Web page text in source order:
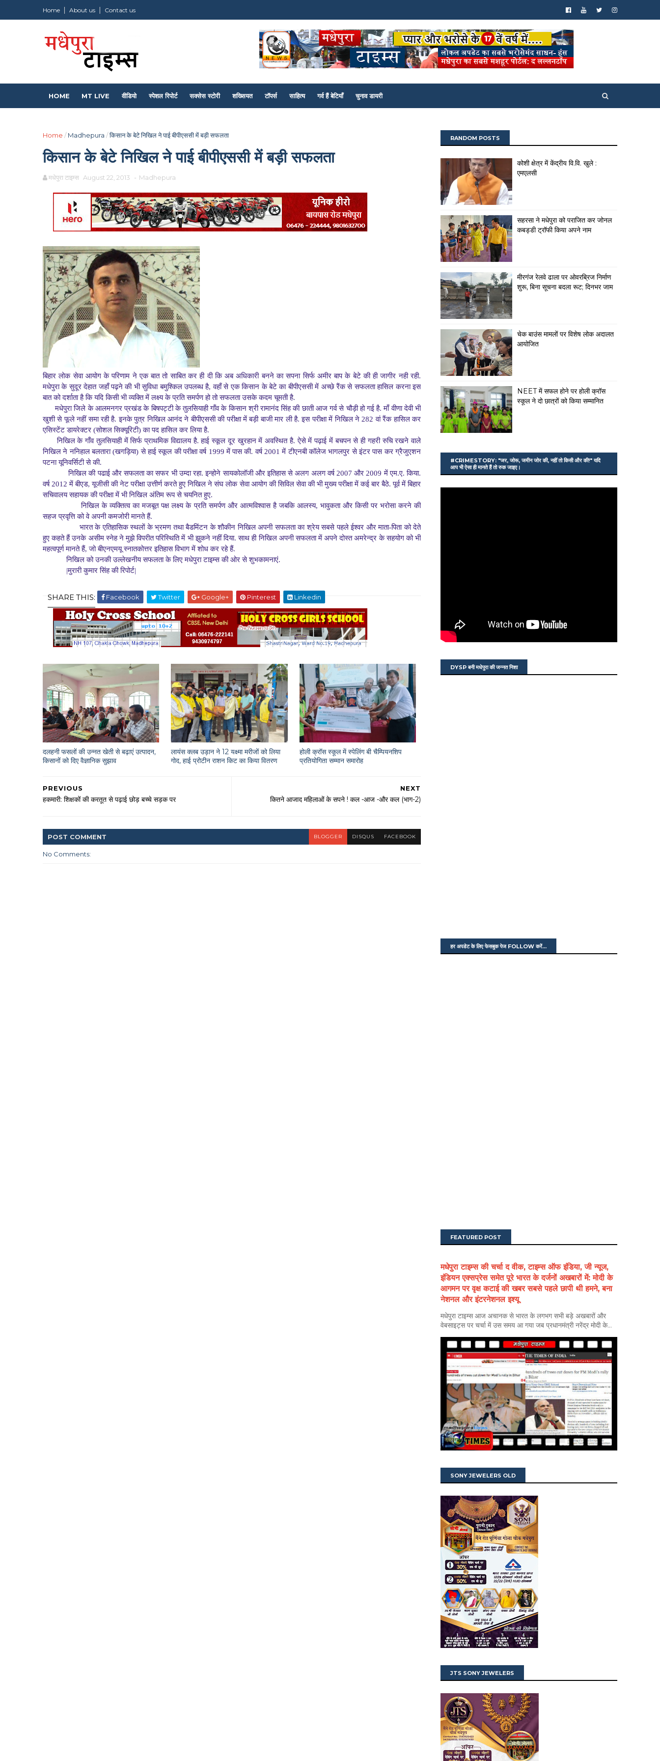
Home About us Contact us
HOME MT LIVE वीडियो स्पेशल रिपोर्ट सक्सेस स्टोरी शख्सियत टॉपर्स साहित्य गर्व हैं बेटियाँ चुनाव डायरी
Home / Madhepura /किसान के बेटे निखिल ने पाई बीपीएससी में बड़ी सफलता
किसान के बेटे निखिल ने पाई बीपीएससी में बड़ी सफलता
मधेपुरा टाइम्स August 22, 2013 - Madhepura
बिहार लोक सेवा आयोग के परिणाम ने एक बात तो साबित कर ही दी कि अब अधिकारी बनने का सपना सिर्फ अमीर बाप के बेटे की ही जागीर नही रही.
मधेपुरा के सुदूर देहात जहाँ पढ़ने की भी सुविधा बमुश्किल उपलब्ध है, वहाँ से एक किसान के बेटे का बीपीएससी में अच्छे रैंक से सफलता हासिल करना इस
बात को दर्शाता है कि यदि किसी भी व्यक्ति में लक्ष्य के प्रति समर्पण हो तो सफलता उसके कदम चूमती है.
मधेपुरा जिले के आलमनगर प्रखंड के बिषपट्टी के तुलसियाही गाँव के किसान श्री रामानंद सिंह की छाती आज गर्व से चौड़ी हो गई है. माँ वीणा देवी भी
खुशी से फूले नहीं समा रही है. इनके पुत्र निखिल आनंद ने बीपीएससी की परीक्षा में बड़ी बाजी मार ली है. इस परीक्षा में निखिल ने 282 वां रैंक हासिल कर
एसिस्टेंट डायरेक्टर (सोशल सिक्यूरिटी) का पद हासिल कर लिया है.
निखिल के गाँव तुलसियाही में सिर्फ प्राथमिक विद्यालय है. हाई स्कूल दूर खुरहान में अवस्थित है. ऐसे में पढ़ाई में बचपन से ही गहरी रुचि रखने वाले
निखिल ने ननिहाल बलतारा (खगड़िया) से हाई स्कूल की परीक्षा वर्ष 1999 में पास की. वर्ष 2001 में टीएनबी कॉलेज भागलपुर से इंटर पास कर ग्रैजुएशन
पटना यूनिवर्सिटी से की.
निखिल की पढाई और सफलता का सफर भी उम्दा रहा. इन्होने सायकोलॉजी और इतिहास से अलग अलग वर्ष 2007 और 2009 में एम.ए. किया.
वर्ष 2012 में बीएड, यूजीसी की नेट परीक्षा उत्तीर्ण करते हुए निखिल ने संघ लोक सेवा आयोग की सिविल सेवा की भी मुख्य परीक्षा में कई बार बैठे. पूर्व में बिहार
सचिवालय सहायक की परीक्षा में भी निखिल अंतिम रूप से चयनित हुए.
निखिल के व्यक्तित्व का मजबूत पक्ष लक्ष्य के प्रति समर्पण और आत्मविश्वास है जबकि आलस्य, भावुकता और किसी पर भरोसा करने की
सहज प्रवृत्ति को वे अपनी कमजोरी मानते हैं.
भारत के एतिहासिक स्थलों के भ्रमण तथा बैडमिंटन के शौकीन निखिल अपनी सफलता का श्रेय सबसे पहले ईश्वर और माता-पिता को देते
हुए कहते हैं उनके असीम स्नेह ने मुझे विपरीत परिस्थिति में भी झुकने नहीं दिया. साथ ही निखिल अपनी सफलता में अपने दोस्त अमरेन्द्र के सहयोग को भी
महत्वपूर्ण मानते हैं, जो बीएनएमयू स्नातकोत्तर इतिहास विभाग में शोध कर रहे हैं.
निखिल को उनकी उल्लेखनीय सफलता के लिए मधेपुरा टाइम्स की ओर से शुभकामनाएं.
|मुरारी कुमार सिंह की रिपोर्ट|
SHARE THIS: Facebook Twitter Google+ Pinterest Linkedin
दलहनी फसलों की उन्नत खेती से बढ़ाएं उत्पादन,
किसानों को दिए वैज्ञानिक सुझाव
लायंस क्लब उड़ान ने 12 यक्ष्मा मरीजों को लिया
गोद, हाई प्रोटीन राशन किट का किया वितरण
होली क्रॉस स्कूल में स्पेलिंग बी चैम्पियनशिप
प्रतियोगिता सम्मान समारोह
NEXT
कितने आजाद महिलाओं के सपने ! कल -आज -और कल (भाग-2)
PREVIOUS
हकमारी: शिक्षकों की करतूत से पढ़ाई छोड़ बच्चे सड़क पर
POST COMMENT BLOGGER DISQUS FACEBOOK
No Comments:
RANDOM POSTS
कोशी क्षेत्र में केंद्रीय वि.वि. खुले :
एमएलसी
सहरसा ने मधेपुरा को पराजित कर जोनल
कबड्डी ट्रॉफी किया अपने नाम
मीरगंज रेलवे ढाला पर ओवरब्रिज निर्माण
शुरू, बिना सूचना बदला रूट; दिनभर जाम
चेक बाउंस मामलों पर विशेष लोक अदालत
आयोजित
NEET में सफल होने पर होली क्रॉस
स्कूल ने दो छात्रों को किया सम्मानित
#CRIMESTORY: "जर, जोरू, जमीन जोर की, नहीं तो किसी और की!" यदि
आप भी ऐसा ही मानते हैं तो रुक जाइए।
DYSP बनी मधेपुरा की जन्नत निशा
हर अपडेट के लिए फेसबुक पेज FOLLOW करें...
FEATURED POST
मधेपुरा टाइम्स की चर्चा द वीक, टाइम्स ऑफ इंडिया, जी न्यूज,
इंडियन एक्सप्रेस समेत पूरे भारत के दर्जनों अखबारों में: मोदी के
आगमन पर वृक्ष कटाई की खबर सबसे पहले छापी थी हमने, बना
नेशनल और इंटरनेशनल इश्यू
मधेपुरा टाइम्स आज अचानक से भारत के लगभग सभी बड़े अखबारों और
वेबसाइट्स पर चर्चा में उस समय आ गया जब प्रधानमंत्री नरेंद्र मोदी के...
SONY JEWELERS OLD
JTS SONY JEWELERS